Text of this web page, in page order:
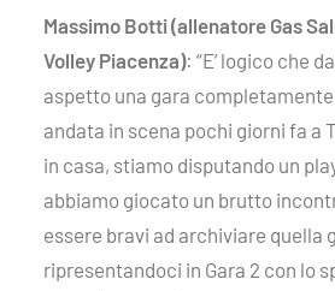
Massimo Botti (allenatore Gas
Volley Piacenza): “E’ logico che
aspetto una gara
andata in scena pochi giorni fa a
in casa, stiamo disputando un
abbiamo giocato un brutto
essere bravi ad archiviare quella
ripresentandoci in Gara 2 con lo